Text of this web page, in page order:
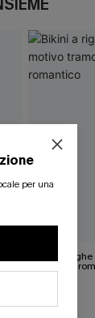
Bikini a
tramonto
per una